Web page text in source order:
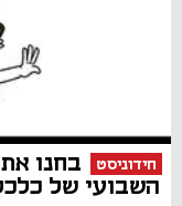
חידוניסט
בחנו
השבועי של